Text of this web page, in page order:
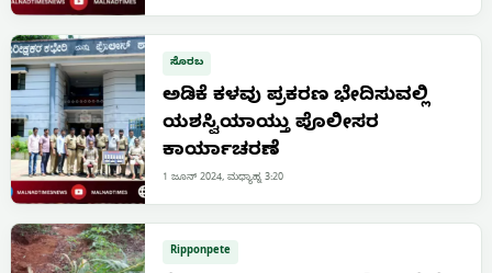
ಸೊರಬ
ಅಡಿಕೆ ಕಳವು ಪ್ರಕರಣ ಭೇದಿಸುವಲ್ಲಿ
ಯಶಸ್ವಿಯಾಯ್ತು ಪೊಲೀಸರ
ಕಾರ್ಯಾಚರಣೆ
1 ಜೂನ್ 2024, ಮಧ್ಯಾಹ್ನ 3:20
Ripponpete